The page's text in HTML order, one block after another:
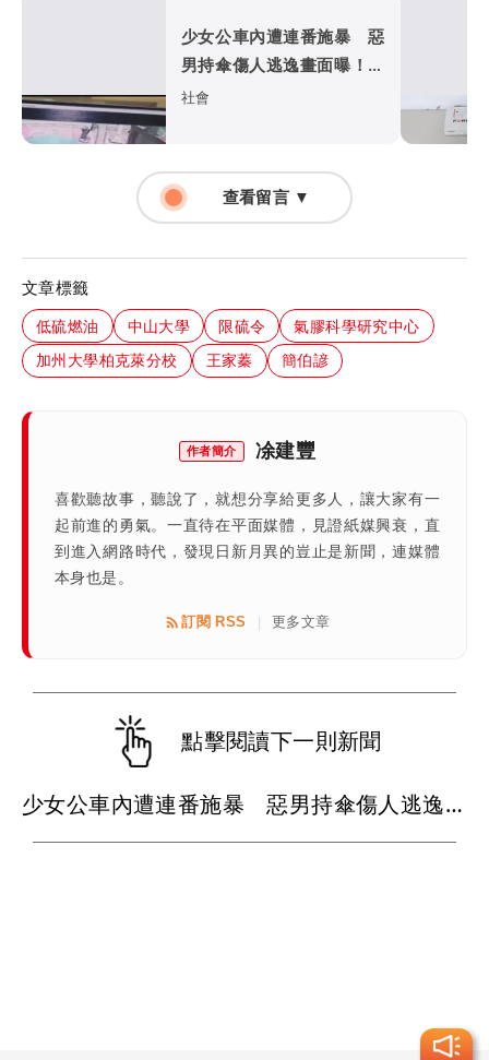
少女公車內遭連番施暴 惡
男持傘傷人逃逸畫面曝！警
緝凶中
社會
查看留言 ▼
文章標籤
低硫燃油 中山大學 限硫令
氣膠科學研究中心
加州大學柏克萊分校
王家蓁 簡伯諺
作者簡介 凃建豐
喜歡聽故事，聽說了，就想分享給更多人，讓大家有一
起前進的勇氣。一直待在平面媒體，見證紙媒興衰，直
到進入網路時代，發現日新月異的豈止是新聞，連媒體
本身也是。
訂閱 RSS | 更多文章
點擊閱讀下一則新聞
少女公車內遭連番施暴 惡男持傘傷人逃逸畫面曝！警緝凶中